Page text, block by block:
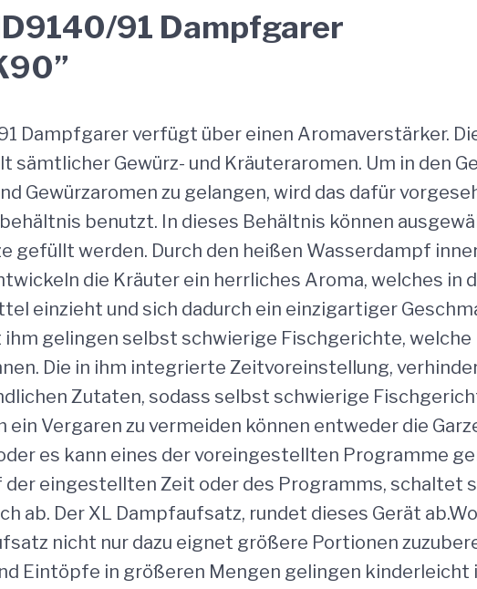
91 Dampfgarer
Dampfgarer verfügt über einen Aromaverstärker.
sämtlicher Gewürz- und Kräuteraromen. Um in den
Gewürzaromen zu gelangen, wird das dafür
benutzt. In dieses Behältnis können
gefüllt werden. Durch den heißen Wasserdampf
die Kräuter ein herrliches Aroma, welches in
einzieht und sich dadurch ein einzigartiger
gelingen selbst schwierige Fischgerichte, welche
Die in ihm integrierte Zeitvoreinstellung,
Zutaten, sodass selbst schwierige
ein Vergaren zu vermeiden können entweder die
es kann eines der voreingestellten Programme
der eingestellten Zeit oder des Programms, schaltet
ab. Der XL Dampfaufsatz, rundet dieses Gerät
nicht nur dazu eignet größere Portionen
Eintöpfe in größeren Mengen gelingen kinderleicht